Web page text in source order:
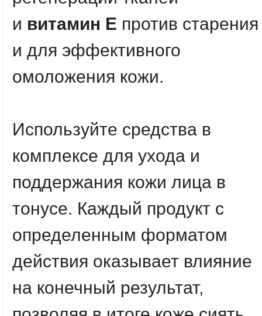
и витамин Е против старения
и для эффективного
омоложения кожи.
Используйте средства в
комплексе для ухода и
поддержания кожи лица в
тонусе. Каждый продукт с
определенным форматом
действия оказывает влияние
на конечный результат,